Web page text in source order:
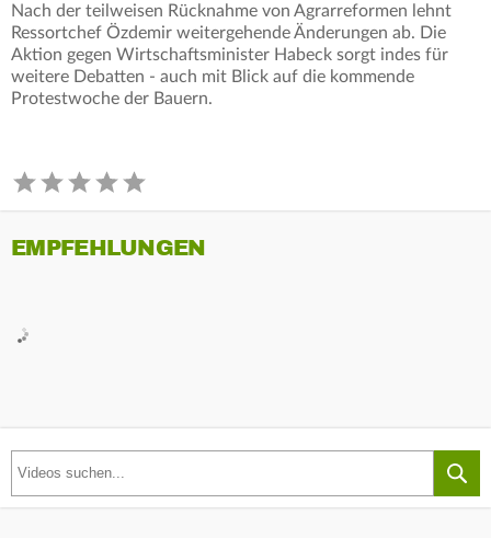
Nach der teilweisen Rücknahme von Agrarreformen lehnt
Ressortchef Özdemir weitergehende Änderungen ab. Die
Aktion gegen Wirtschaftsminister Habeck sorgt indes für
weitere Debatten - auch mit Blick auf die kommende
Protestwoche der Bauern.
EMPFEHLUNGEN